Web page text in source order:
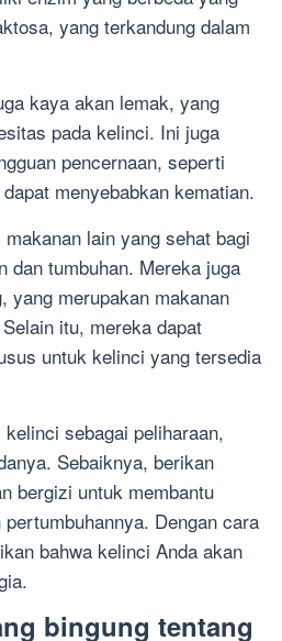
yang terkandung dalam
kaya akan lemak, yang
pada kelinci. Ini juga
pencernaan, seperti
menyebabkan kematian.
lain yang sehat bagi
dan tumbuhan. Mereka juga
yang merupakan makanan
itu, mereka dapat
untuk kelinci yang tersedia
sebagai peliharaan,
Sebaiknya, berikan
bergizi untuk membantu
Dengan cara
bahwa kelinci Anda akan
bingung tentang